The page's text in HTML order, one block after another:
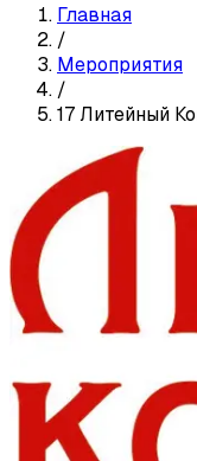
Главная
/
Мероприятия
/
17 Литейный